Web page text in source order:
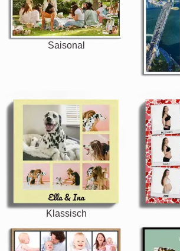
Saisonal
Klassisch